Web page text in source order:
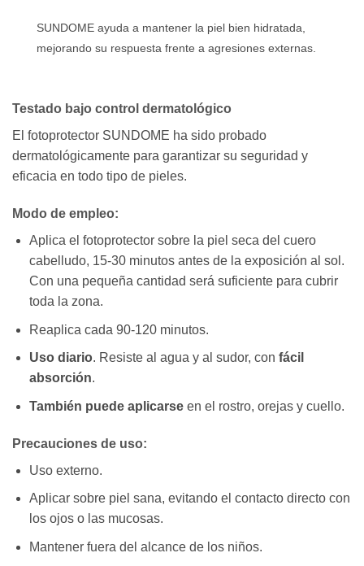
SUNDOME ayuda a mantener la piel bien hidratada,
mejorando su respuesta frente a agresiones externas.
Testado bajo control dermatológico
El fotoprotector SUNDOME ha sido probado
dermatológicamente para garantizar su seguridad y
eficacia en todo tipo de pieles.
Modo de empleo:
Aplica el fotoprotector sobre la piel seca del cuero
cabelludo, 15-30 minutos antes de la exposición al sol.
Con una pequeña cantidad será suficiente para cubrir
toda la zona.
Reaplica cada 90-120 minutos.
Uso diario. Resiste al agua y al sudor, con fácil
absorción.
También puede aplicarseen el rostro, orejas y cuello.
Precauciones de uso:
Uso externo.
Aplicar sobre piel sana, evitando el contacto directo con
los ojos o las mucosas.
Mantener fuera del alcance de los niños.